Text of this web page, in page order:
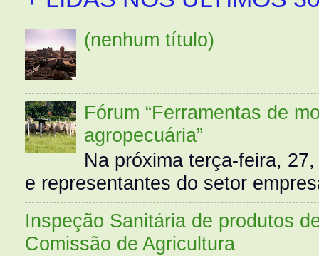
(nenhum título)
Fórum “Ferramentas de
agropecuária”
Na próxima terça-feira,
e representantes do setor
Inspeção Sanitária de produtos
Comissão de Agricultura